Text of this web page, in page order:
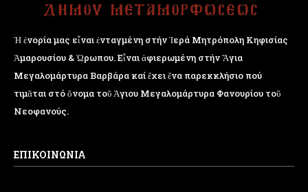
Ἡ ἐνορία μας εἶναι ἐνταγμένη στήν Ἱερά Μητρόπολη Κηφισίας
Ἁμαρουσίου & Ὠρωπου. Εἶναι ἀφιερωμένη στήν Ἅγια
Μεγαλομάρτυρα Βαρβάρα καί ἔχει ἕνα παρεκκλήσιο πού
τιμᾶται στό ὄνομα τοῦ Ἁγιου Μεγαλομάρτυρα Φανουρίου τοῦ
Νεοφανούς.
ΕΠΙΚΟΙΝΩΝΙΑ